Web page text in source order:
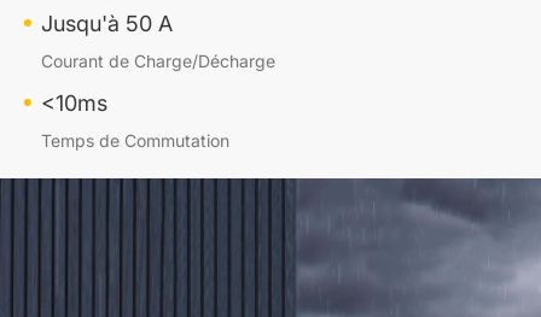
Jusqu'à 50 A
Courant de Charge/Décharge
<10ms
Temps de Commutation